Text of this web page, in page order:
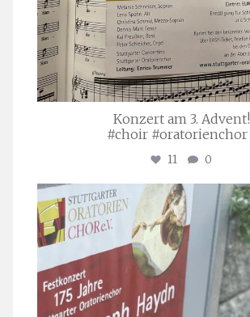
Konzert am 3. Advent!
#choir #oratorienchor
11 0
stuttgarter_oratorienchor
Juli 23